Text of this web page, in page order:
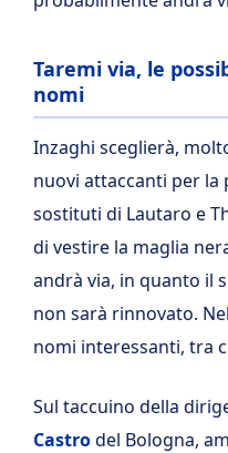
Taremi via, le
nomi
Inzaghi sceglierà,
nuovi attaccanti per la
sostituti di Lautaro e
di vestire la maglia
andrà via, in quanto il
non sarà rinnovato.
nomi interessanti, tra
Sul taccuino della
Castrodel Bologna,